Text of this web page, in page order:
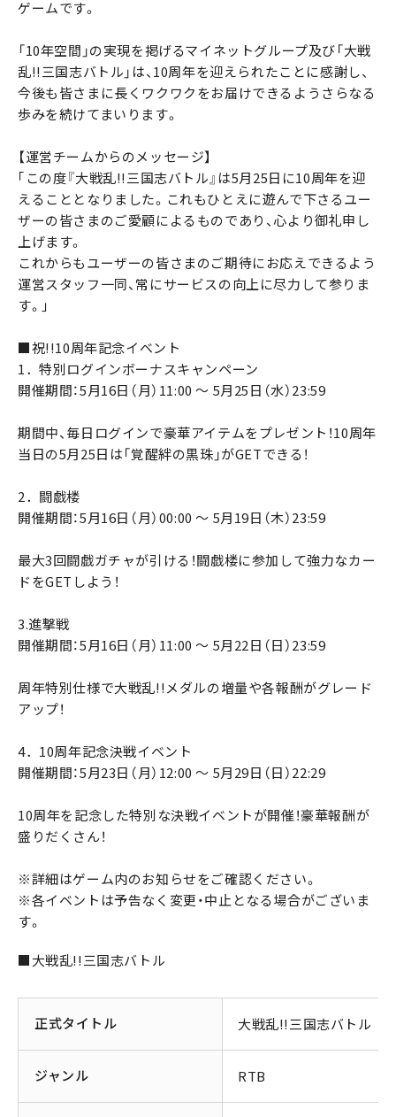
ゲームです。
「10年空間」の実現を掲げるマイネットグループ及び「大戦
乱!!三国志バトル」は、10周年を迎えられたことに感謝し、
今後も皆さまに長くワクワクをお届けできるようさらなる
歩みを続けてまいります。
【運営チームからのメッセージ】
｢この度『大戦乱!!三国志バトル』は5月25日に10周年を迎
えることとなりました。これもひとえに遊んで下さるユー
ザーの皆さまのご愛顧によるものであり、心より御礼申し
上げます。
これからもユーザーの皆さまのご期待にお応えできるよう
運営スタッフ一同、常にサービスの向上に尽力して参りま
す。｣
■祝!!10周年記念イベント
1．特別ログインボーナスキャンペーン
開催期間：5月16日（月）11:00 ～ 5月25日（水）23:59
期間中、毎日ログインで豪華アイテムをプレゼント！10周年
当日の5月25日は「覚醒絆の黒珠」がGETできる！
2．闘戯楼
開催期間：5月16日（月）00:00 ～ 5月19日（木）23:59
最大3回闘戯ガチャが引ける！闘戯楼に参加して強力なカー
ドをGETしよう！
3.進撃戦
開催期間：5月16日（月）11:00 ～ 5月22日（日）23:59
周年特別仕様で大戦乱!!メダルの増量や各報酬がグレード
アップ！
4．10周年記念決戦イベント
開催期間：5月23日（月）12:00 ～ 5月29日（日）22:29
10周年を記念した特別な決戦イベントが開催！豪華報酬が
盛りだくさん！
※詳細はゲーム内のお知らせをご確認ください。
※各イベントは予告なく変更・中止となる場合がございま
す。
■大戦乱!!三国志バトル
正式タイトル 大戦乱!!三国志バトル
ジャンル RTB